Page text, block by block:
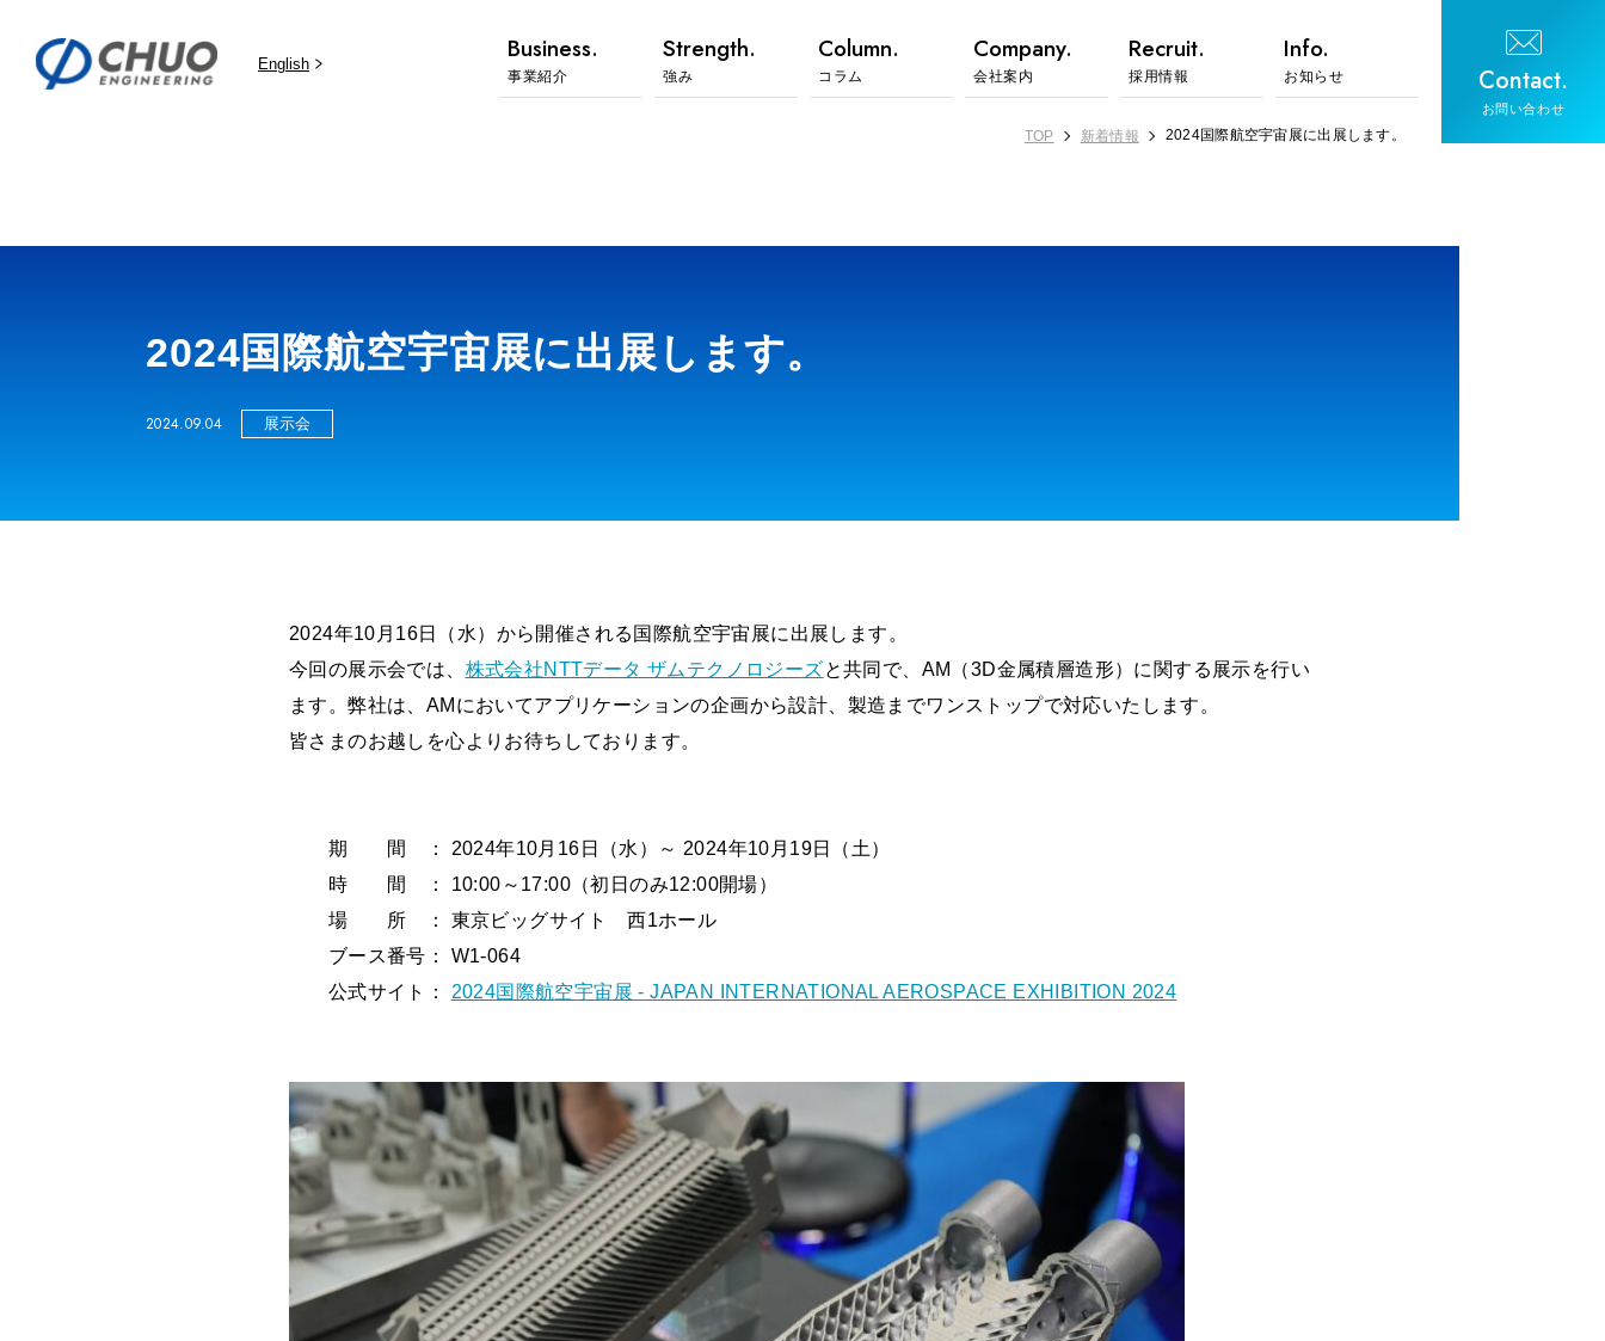
English Business.
事業紹介
Strength.
強み
Column.
コラム
Company.
会社案内
Recruit.
採用情報
Info.
お知らせ Contact.
お問い合わせ
TOP 新着情報 2024国際航空宇宙展に出展します。
2024国際航空宇宙展に出展します。
2024.09.04 展示会
2024年10月16日（水）から開催される国際航空宇宙展に出展します。
今回の展示会では、 株式会社NTTデータ ザムテクノロジーズと共同で、AM（3D金属積層造形）に関する展示を行い
ます。弊社は、AMにおいてアプリケーションの企画から設計、製造までワンストップで対応いたします。
皆さまのお越しを心よりお待ちしております。
期 間 ： 2024年10月16日（水）～ 2024年10月19日（土）
時 間 ： 10:00～17:00（初日のみ12:00開場）
場 所 ： 東京ビッグサイト 西1ホール
ブース番号： W1-064
公式サイト： 2024国際航空宇宙展 - JAPAN INTERNATIONAL AEROSPACE EXHIBITION 2024